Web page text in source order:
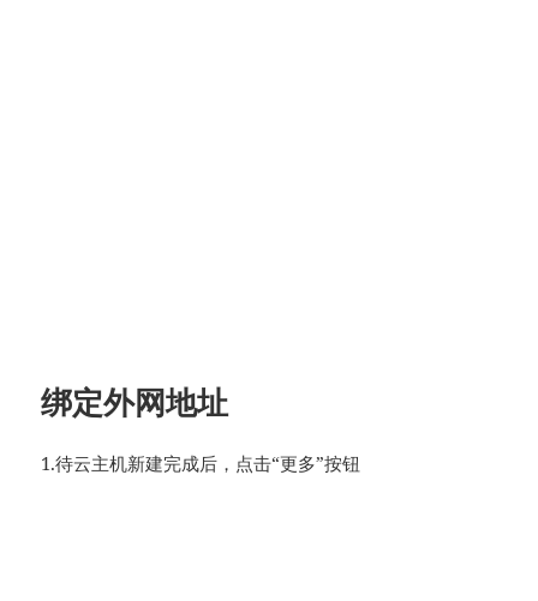
绑定外网地址
1.待云主机新建完成后，点击“更多”按钮